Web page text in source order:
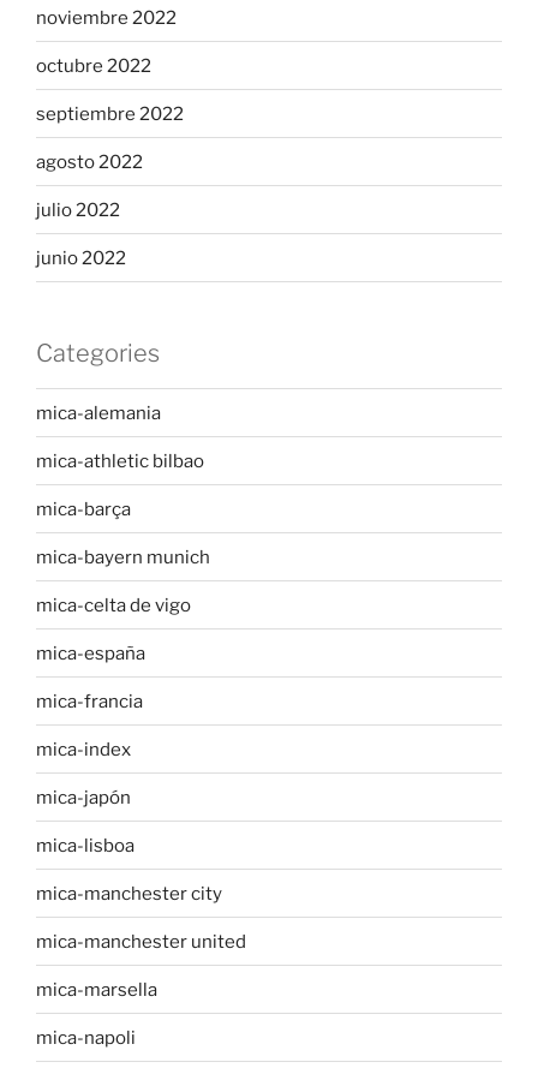
noviembre 2022
octubre 2022
septiembre 2022
agosto 2022
julio 2022
junio 2022
Categories
mica-alemania
mica-athletic bilbao
mica-barça
mica-bayern munich
mica-celta de vigo
mica-españa
mica-francia
mica-index
mica-japón
mica-lisboa
mica-manchester city
mica-manchester united
mica-marsella
mica-napoli